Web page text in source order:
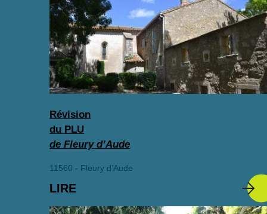
Révision
du PLU
de Fleury d’Aude
11560 - Fleury d’Aude
LIRE